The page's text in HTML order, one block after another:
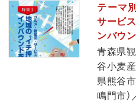
テーマ
サービ
ンバウ
青森県
谷小麦
県熊谷
鳴門市